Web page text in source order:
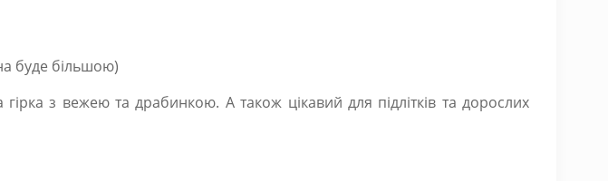
буде більшою)
з вежею та драбинкою. А також цікавий для підлітків та дорослих